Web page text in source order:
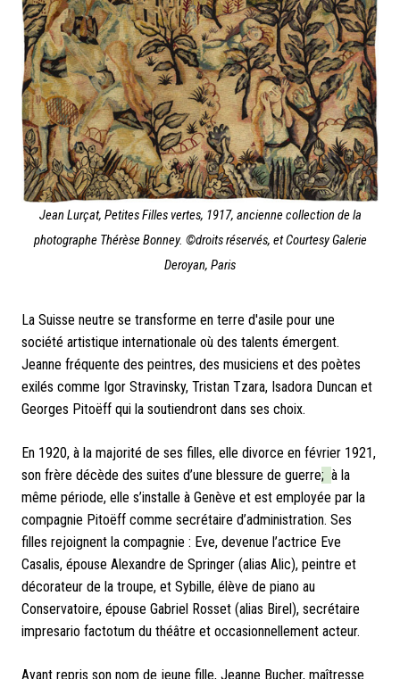
Jean Lurçat, Petites Filles vertes, 1917, ancienne collection de la
photographe Thérèse Bonney. ©droits réservés, et Courtesy Galerie
Deroyan, Paris
La Suisse neutre se transforme en terre d'asile pour une
société artistique internationale où des talents émergent.
Jeanne fréquente des peintres, des musiciens et des poètes
exilés comme Igor Stravinsky, Tristan Tzara, Isadora Duncan et
Georges Pitoëff qui la soutiendront dans ses choix.
En 1920, à la majorité de ses filles, elle divorce en février 1921,
son frère décède des suites d’une blessure de guerre; à la
même période, elle s’installe à Genève et est employée par la
compagnie Pitoëff comme secrétaire d’administration. Ses
filles rejoignent la compagnie : Eve, devenue l’actrice Eve
Casalis, épouse Alexandre de Springer (alias Alic), peintre et
décorateur de la troupe, et Sybille, élève de piano au
Conservatoire, épouse Gabriel Rosset (alias Birel), secrétaire
impresario factotum du théâtre et occasionnellement acteur.
Ayant repris son nom de jeune fille, Jeanne Bucher, maîtresse